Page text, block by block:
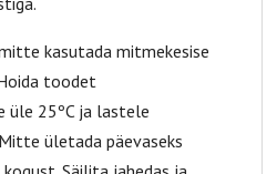
kasutada mitmekesise
toodet
25ºC ja lastele
ületada päevaseks